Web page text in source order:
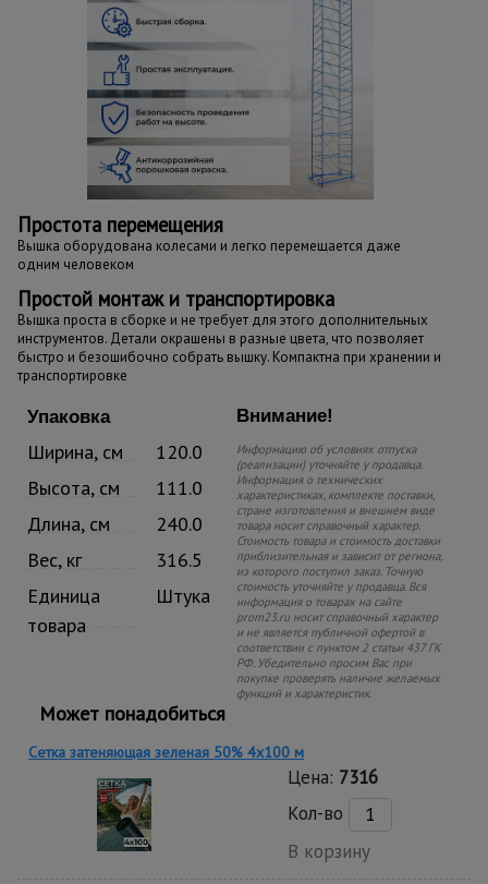
Простота перемещения
Вышка оборудована колесами и легко перемещается даже
одним человеком
Простой монтаж и транспортировка
Вышка проста в сборке и не требует для этого дополнительных
инструментов. Детали окрашены в разные цвета, что позволяет
быстро и безошибочно собрать вышку. Компактна при хранении и
транспортировке
Упаковка
Ширина, см
120.0
Высота, см
111.0
Длина, см
240.0
Вес, кг
316.5
Единица
товара
Штука
Внимание!
Информацию об условиях отпуска
(реализации) уточняйте у продавца.
Информация о технических
характеристиках, комплекте поставки,
стране изготовления и внешнем виде
товара носит справочный характер.
Стоимость товара и стоимость доставки
приблизительная и зависит от региона,
из которого поступил заказ. Точную
стоимость уточняйте у продавца. Вся
информация о товарах на сайте
prom23.ru носит справочный характер
и не является публичной офертой в
соответствии с пунктом 2 статьи 437 ГК
РФ. Убедительно просим Вас при
покупке проверять наличие желаемых
функций и характеристик.
Может понадобиться
Сетка затеняющая зеленая 50% 4х100 м
Цена: 7316
Кол-во
В корзину